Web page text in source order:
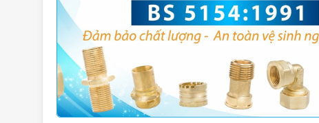
Cân nặng 568g
Van cửa đồng MBV chính hãng giá rẻ
– Van cửa đồng hay còn gọi là van cổng vì nó có
bị rất quan trọng tại bất kỳ công trình nào cũng